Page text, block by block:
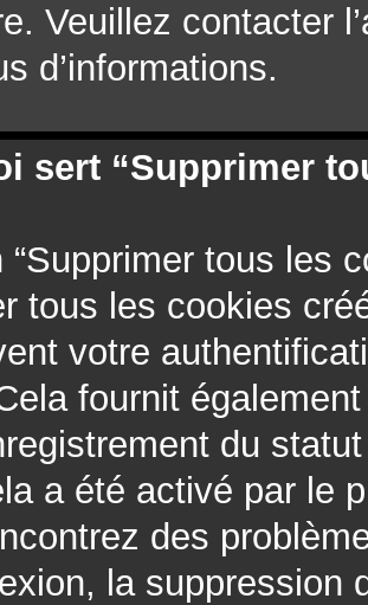
Veuillez contacter
d’informations.
sert “Supprimer
“Supprimer tous les
tous les cookies
votre
fournit
du
a été activé par le
des
la suppression